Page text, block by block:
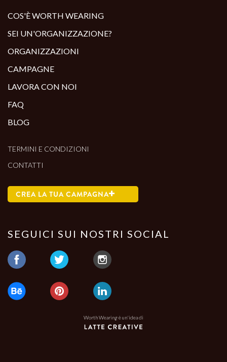
COS'È WORTH WEARING
SEI UN'ORGANIZZAZIONE?
ORGANIZZAZIONI
CAMPAGNE
LAVORA CON NOI
FAQ
BLOG
TERMINI E CONDIZIONI
CONTATTI
CREA LA TUA CAMPAGNA
SEGUICI SUI NOSTRI SOCIAL
Worth Wearing è un'idea di